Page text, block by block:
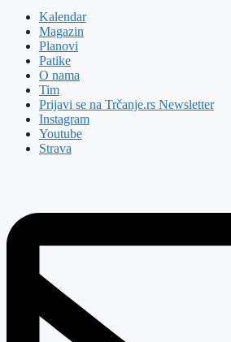
Kalendar
Magazin
Planovi
Patike
O nama
Tim
Prijavi se na Trčanje.rs Newsletter
Instagram
Youtube
Strava